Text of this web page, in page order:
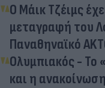
Ο Μάικ Τζέιμς
μεταγραφή του
Παναθηναϊκό
Ολυμπιακός - Το
και η